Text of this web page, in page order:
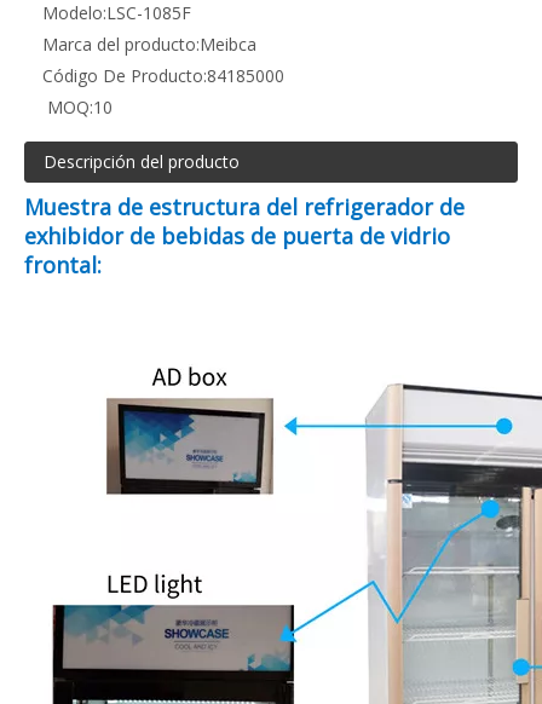
Modelo:LSC-1085F
Marca del producto:Meibca
Código De Producto:84185000
MOQ:10
Descripción del producto
Muestra de estructura del refrigerador de
exhibidor de bebidas de puerta de vidrio
frontal: